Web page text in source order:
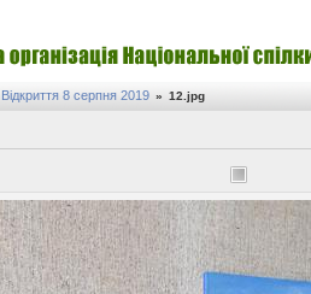
Відкриття 8 серпня 2019 » 12.jpg